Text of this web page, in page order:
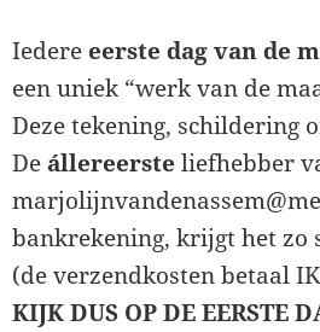
Iedere eerste dag van de
een uniek “werk van de
Deze tekening, schildering
De állereerste liefhebber
bankrekening, krijgt het zo
(de verzendkosten betaal
KIJK DUS OP DE EERSTE